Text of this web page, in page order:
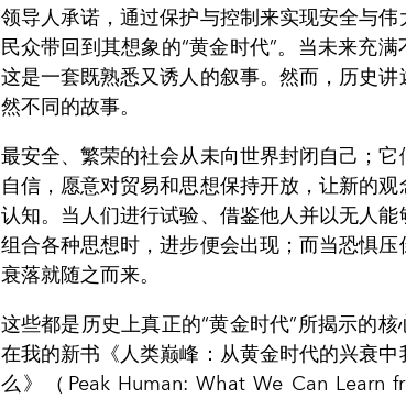
领导人承诺，通过保护与控制来实现安全与
民众带回到其想象的“黄金时代”。当未来充满
这是一套既熟悉又诱人的叙事。然而，历史
然不同的故事。
最安全、繁荣的社会从未向世界封闭自己；
自信，愿意对贸易和思想保持开放，让新的
认知。当人们进行试验、借鉴他人并以无人
组合各种思想时，进步便会出现；而当恐惧压
衰落就随之而来。
这些都是历史上真正的“黄金时代”所揭示的
在我的新书《人类巅峰：从黄金时代的兴衰
么》（Peak Human: What We Can Learn